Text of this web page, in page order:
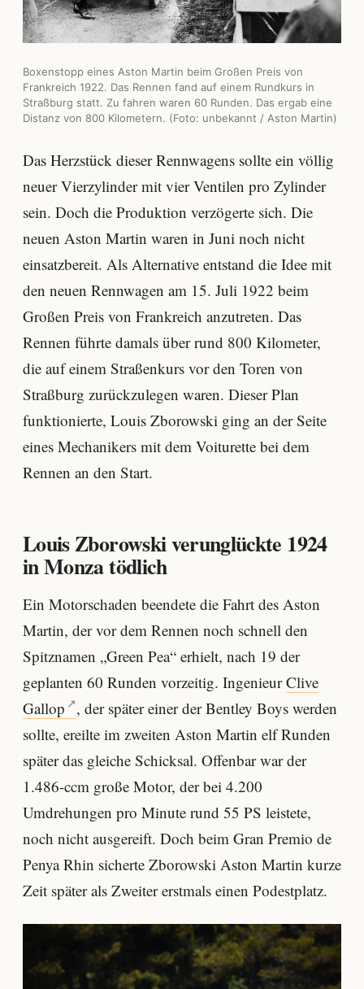
Boxenstopp eines Aston Martin beim Großen Preis von
Frankreich 1922. Das Rennen fand auf einem Rundkurs in
Straßburg statt. Zu fahren waren 60 Runden. Das ergab eine
Distanz von 800 Kilometern. (Foto: unbekannt / Aston Martin)
Das Herzstück dieser Rennwagens sollte ein völlig
neuer Vierzylinder mit vier Ventilen pro Zylinder
sein. Doch die Produktion verzögerte sich. Die
neuen Aston Martin waren in Juni noch nicht
einsatzbereit. Als Alternative entstand die Idee mit
den neuen Rennwagen am 15. Juli 1922 beim
Großen Preis von Frankreich anzutreten. Das
Rennen führte damals über rund 800 Kilometer,
die auf einem Straßenkurs vor den Toren von
Straßburg zurückzulegen waren. Dieser Plan
funktionierte, Louis Zborowski ging an der Seite
eines Mechanikers mit dem Voiturette bei dem
Rennen an den Start.
Louis Zborowski verunglückte 1924
in Monza tödlich
Ein Motorschaden beendete die Fahrt des Aston
Martin, der vor dem Rennen noch schnell den
Spitznamen „Green Pea“ erhielt, nach 19 der
geplanten 60 Runden vorzeitig. IngenieurClive
Gallop
, der später einer der Bentley Boys werden
sollte, ereilte im zweiten Aston Martin elf Runden
später das gleiche Schicksal. Offenbar war der
1.486-ccm große Motor, der bei 4.200
Umdrehungen pro Minute rund 55 PS leistete,
noch nicht ausgereift. Doch beim Gran Premio de
Penya Rhin sicherte Zborowski Aston Martin kurze
Zeit später als Zweiter erstmals einen Podestplatz.